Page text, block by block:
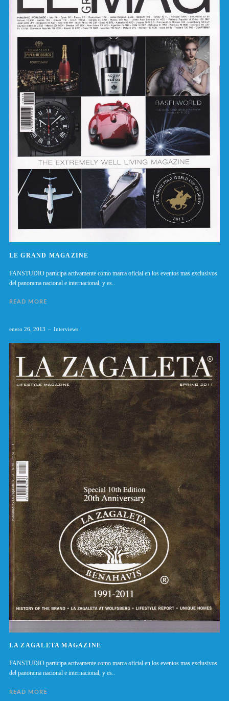
LE GRAND MAGAZINE
FANSTUDIO participa activamente como marca oficial en los eventos mas exclusivos
del panorama nacional e internacional, y es..
READ MORE
enero 26, 2013 Interviews
LA ZAGALETA MAGAZINE
FANSTUDIO participa activamente como marca oficial en los eventos mas exclusivos
del panorama nacional e internacional, y es..
READ MORE